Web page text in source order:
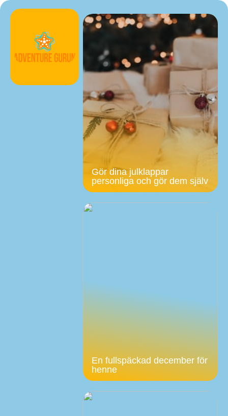
Gör dina julklappar
personliga och gör dem själv
En fullspäckad december för
henne